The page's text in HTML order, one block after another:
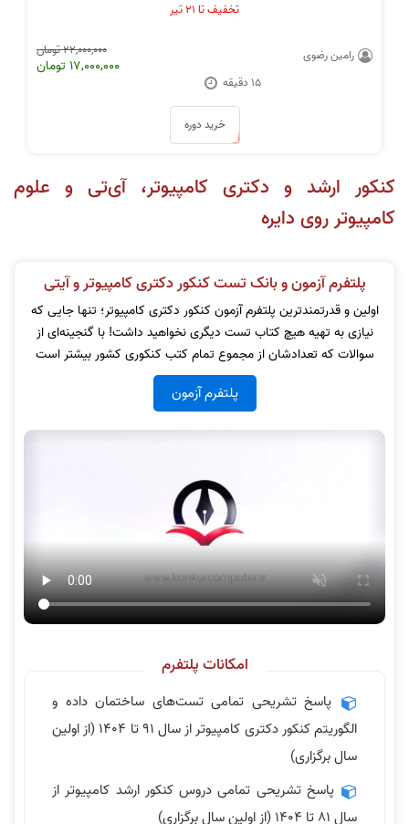
تخفیف تا ۲۱ تیر
22,000,000 تومان
17,000,000 تومان
رامین رضوی
۱۵ دقیقه
خرید دوره
کنکور ارشد و دکتری کامپیوتر، آی‌تی و علوم
کامپیوتر روی دایره
پلتفرم آزمون و بانک تست کنکور دکتری کامپیوتر و آیتی
اولین و قدرتمندترین پلتفرم آزمون کنکور دکتری کامپیوتر؛ تنها جایی که
نیازی به تهیه هیچ کتاب تست دیگری نخواهید داشت! با گنجینه‌ای از
سوالات که تعدادشان از مجموع تمام کتب کنکوری کشور بیشتر است
پلتفرم آزمون
امکانات پلتفرم
پاسخ تشریحی تمامی تست‌های ساختمان داده و
الگوریتم کنکور دکتری کامپیوتر از سال ٩١ تا ١۴٠۴ (از اولین
سال برگزاری)
پاسخ تشریحی تمامی دروس کنکور ارشد کامپیوتر از
سال 81 تا 1404 (از اولین سال برگزاری)